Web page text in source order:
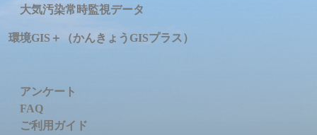
大気汚染常時監視データ
環境GIS＋（かんきょうGISプラス）
アンケート
FAQ
ご利用ガイド